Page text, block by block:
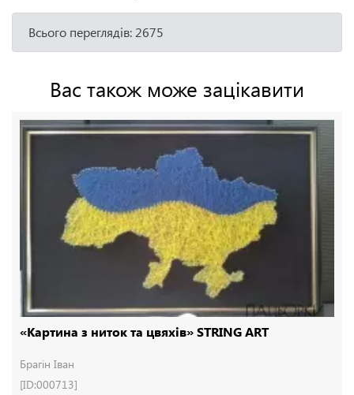
Всього переглядів: 2675
Вас також може зацікавити
«Картина з ниток та цвяхів» STRING ART
Брагін Іван
[ID:000713]